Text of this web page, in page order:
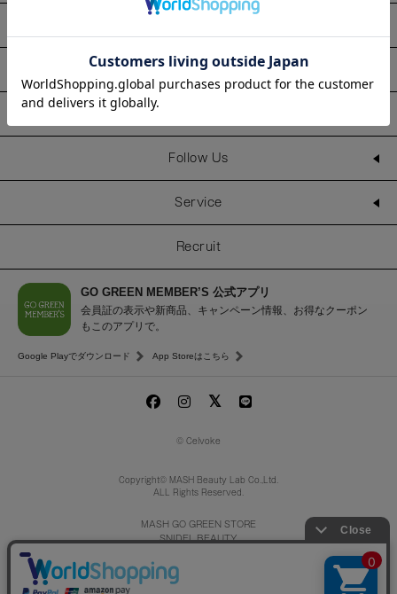
Line Up
Follow Us
Service
Recruit
GO GREEN MEMBER’S 公式アプリ
会員証の表示や新商品、キャンペーン情報、お得なクーポン
もこのアプリで。
Google Playでダウンロード App Storeはこちら
© Celvoke
Copyright© MASH Beauty Lab Co.,Ltd.
ALL Rights Reserved.
MASH GO GREEN STORE
SNIDEL BEAUTY
F ORGANICS